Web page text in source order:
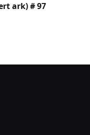
ark) # 97